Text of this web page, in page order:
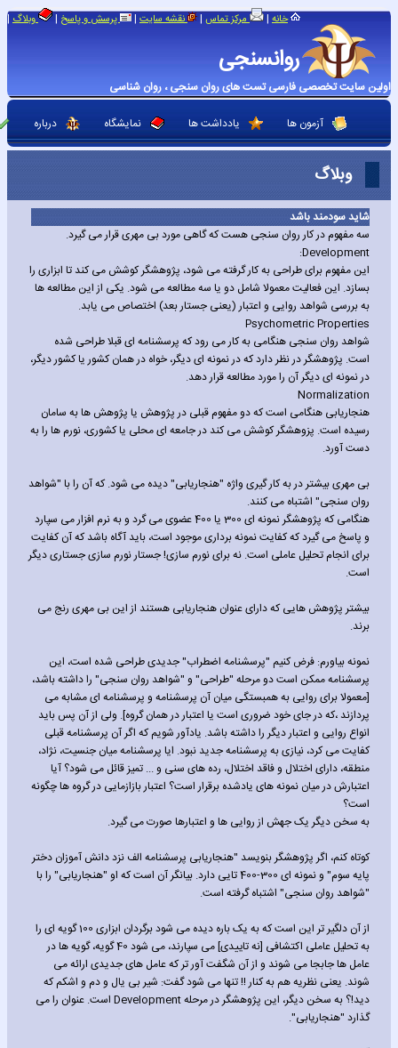
روانسنجی
اولین سایت تخصصی فارسی تست های روان سنجی ، روان شناسی
خانه | مرکز تماس | نقشه سایت | پرسش و پاسخ | وبلاگ |
آزمون ها یادداشت ها نمایشگاه درباره
وبلاگ
شاید سودمند باشد
سه مفهوم در کار روان سنجی هست که گاهی مورد بی مهری قرار می گیرد.
Development:
این مفهوم برای طراحی به کار گرفته می شود، پژوهشگر کوشش می کند تا ابزاری را
بسازد. این فعالیت معمولا شامل دو یا سه مطالعه می شود. یکی از این مطالعه ها
به بررسی شواهد روایی و اعتبار (یعنی جستار بعد) اختصاص می یابد.
Psychometric Properties
شواهد روان سنجی هنگامی به کار می رود که پرسشنامه ای قبلا طراحی شده
است. پژوهشگر در نظر دارد که در نمونه ای دیگر، خواه در همان کشور یا کشور دیگر،
در نمونه ای دیگر آن را مورد مطالعه قرار دهد.
Normalization
هنجاریابی هنگامی است که دو مفهوم قبلی در پژوهش یا پژوهش ها به سامان
رسیده است. پزوهشگر کوشش می کند در جامعه ای محلی یا کشوری، نورم ها را به
دست آورد.
بی مهری بیشتر در به کار گیری واژه "هنجاریابی" دیده می شود. که آن را با "شواهد
روان سنجی" اشتباه می کنند.
هنگامی که پژوهشگر نمونه ای 300 یا 400 عضوی می گرد و به نرم افزار می سپارد
و پاسخ می گیرد که کفایت نمونه برداری موجود است، باید آگاه باشد که آن کفایت
برای انجام تحلیل عاملی است. نه برای نورم سازی! جستار نورم سازی جستاری دیگر
است.
بیشتر پژوهش هایی که دارای عنوان هنجاریابی هستند از این بی مهری رنج می
برند.
نمونه بیاورم: فرض کنیم "پرسشنامه اضطراب" جدیدی طراحی شده است، این
پرسشنامه ممکن است دو مرحله "طراحی" و "شواهد روان سنجی" را داشته باشد،
[معمولا برای روایی به همبستگی میان آن پرسشنامه و پرسشنامه ای مشابه می
پردازند ،که در جای خود ضروری است یا اعتبار در همان گروه]. ولی از آن پس باید
انواع روایی و اعتبار دیگر را داشته باشد. یادآور شویم که اگر آن پرسشنامه قبلی
کفایت می کرد، نیازی به پرسشنامه جدید نبود. ایا پرسشنامه میان جنسیت، نژاد،
منطقه، دارای اختلال و فاقد اختلال، رده های سنی و ... تمیز قائل می شود؟ آیا
اعتبارش در میان نمونه های یادشده برقرار است؟ اعتبار بازازمایی در گروه ها چگونه
است؟
به سخن دیگر یک جهش از روایی ها و اعتبارها صورت می گیرد.
کوتاه کنم، اگر پژوهشگر بنویسد "هنجاریابی پرسشنامه الف نزد دانش آموزان دختر
پایه سوم" و نمونه ای 300-400 تایی دارد. بیانگر آن است که او "هنجاریابی" را با
"شواهد روان سنجی" اشتباه گرفته است.
از آن دلگیر تر این است که به یک باره دیده می شود برگردان ابزاری 100 گویه ای را
به تحلیل عاملی اکتشافی [نه تاییدی] می سپارند، می شود 40 گویه، گویه ها در
عامل ها جابجا می شوند و از آن شگفت آور تر که عامل های جدیدی ارائه می
شوند. یعنی نظریه هم به کنار !! تنها می شود گفت: شیر بی یال و دم و اشکم که
دید!؟ به سخن دیگر، این پژوهشگر در مرحله Development است. عنوان را می
گذارد "هنجاریابی".